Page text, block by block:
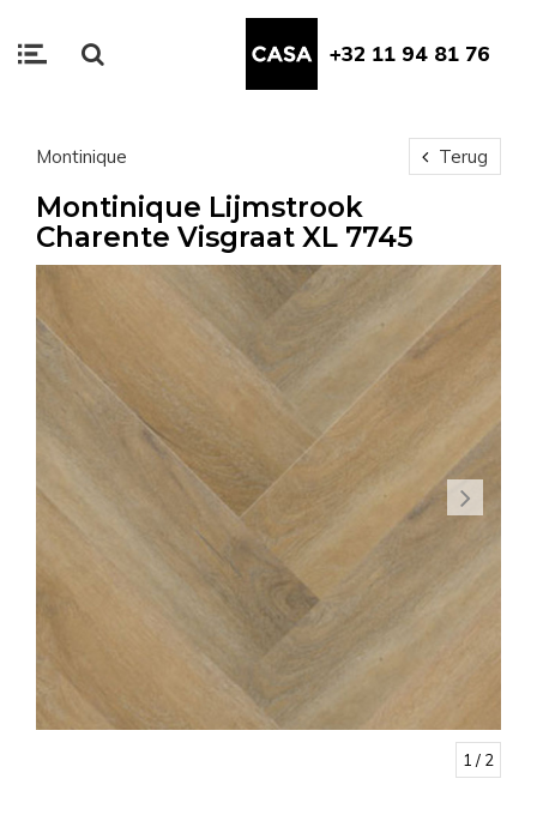
+32 11 94 81 76
Montinique Terug
Montinique Lijmstrook
Charente Visgraat XL 7745
1 / 2